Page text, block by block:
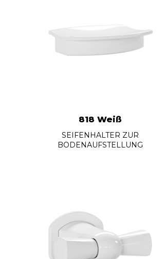
818 Weiß
SEIFENHALTER ZUR
BODENAUFSTELLUNG